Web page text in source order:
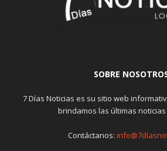
SOBRE
7 Días Noticias es su sitio web
brindamos las últimas
Contáctanos: